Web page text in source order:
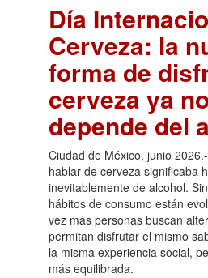
Día
Cerveza: la
forma de
cerveza ya no
depende del
Ciudad de México, junio
hablar de cerveza significaba
inevitablemente de alcohol.
hábitos de consumo están
vez más personas buscan
permitan disfrutar el mismo
la misma experiencia social,
más equilibrada.